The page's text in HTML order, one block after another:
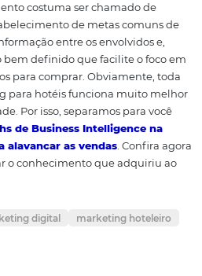
que precisam e, como
avançar até a ação de compra.
sobre a sua região quanto
as
de atração